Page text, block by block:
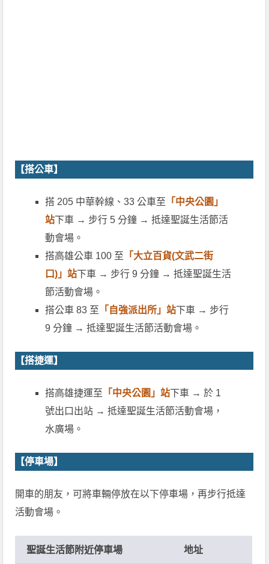
【搭公車】
搭 205 中華幹線、33 公車至 「中央公園」
站下車 → 步行 5 分鐘 → 抵達聖誕生活節活
動會場。
搭高雄公車 100 至 「大立百貨(文武二街
口)」站下車 → 步行 9 分鐘 → 抵達聖誕生活
節活動會場。
搭公車 83 至 「自強派出所」站下車 → 步行
9 分鐘 → 抵達聖誕生活節活動會場。
【搭捷運】
搭高雄捷運至 「中央公園」站下車 → 於 1
號出口出站 → 抵達聖誕生活節活動會場，
水廣場。
【停車場】
開車的朋友，可將車輛停放在以下停車場，再步行抵達
活動會場。
聖誕生活節附近停車場 地址